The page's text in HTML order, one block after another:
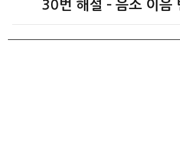
30번 해설 – 음소 이음